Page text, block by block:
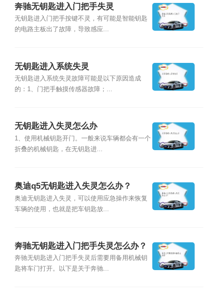
奔驰无钥匙进入门把手失灵
无钥匙进入门把手按键不灵，有可能是智能钥匙
的电路主板出了故障，导致感应...
无钥匙进入系统失灵
无钥匙进入系统失灵故障可能是以下原因造成
的：1、门把手触摸传感器故障；...
无钥匙进入失灵怎么办
1、使用机械钥匙开门。一般来说车辆都会有一个
折叠的机械钥匙，在无钥匙进...
奥迪q5无钥匙进入失灵怎么办？
奥迪无钥匙进入失灵，可以使用应急操作来恢复
车辆的使用，也就是把车钥匙放...
奔驰无钥匙进入门把手失灵怎么办？
奔驰无钥匙进入门把手失灵后需要用备用机械钥
匙将车门打开。以下是关于奔驰...